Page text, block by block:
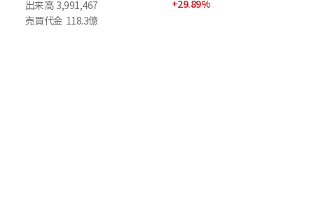
出来高 3,991,467
売買代金 118.3億
+29.89%